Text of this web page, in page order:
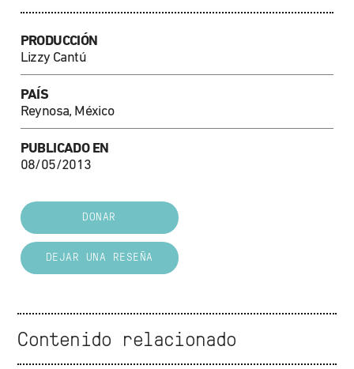
PRODUCCIÓN
Lizzy Cantú
PAÍS
Reynosa, México
PUBLICADO EN
08/05/2013
DONAR
DEJAR UNA RESEÑA
Contenido relacionado